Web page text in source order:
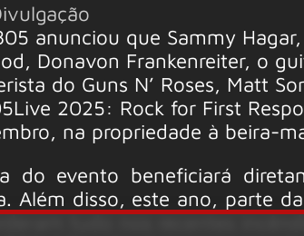
anunciou que Sammy
Donavon Frankenreiter, o
do Guns N’ Roses, Matt
2025: Rock for First
na propriedade à beira-
do evento beneficiará
Além disso, este ano, parte
tudo nos recentes